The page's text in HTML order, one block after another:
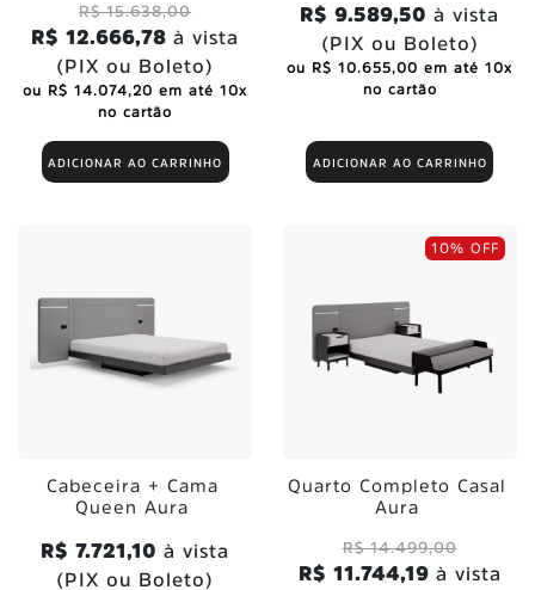
ADICIONAR AO CARRINHO
R$ 15.638,00
R$ 12.666,78 à vista
(PIX ou Boleto)
ou R$ 14.074,20 em até 10x
no cartão
ADICIONAR AO CARRINHO
R$ 9.589,50 à vista
(PIX ou Boleto)
ou R$ 10.655,00 em até 10x
no cartão
Cabeceira + Cama
Queen Aura
R$ 7.721,10 à vista
(PIX ou Boleto)
10% OFF
Quarto Completo Casal
Aura
R$ 14.499,00
R$ 11.744,19à vista